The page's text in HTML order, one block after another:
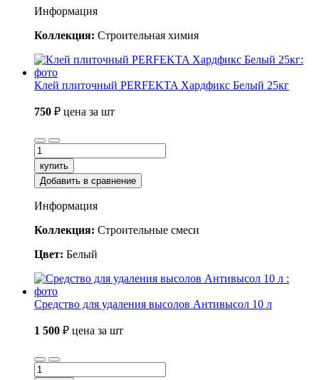
Информация
Коллекция: Строительная химия
Клей плиточный PERFEKTA Хардфикс Белый 25кг
750 ₽ цена за шт
купить
Добавить в сравнение
Информация
Коллекция: Строительные смеси
Цвет: Белый
Средство для удаления высолов Антивысол 10 л
1 500 ₽ цена за шт